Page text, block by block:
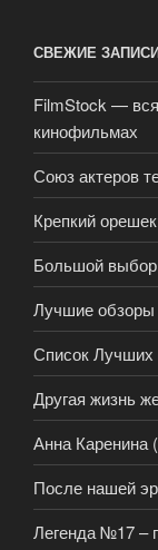
СВЕЖИЕ
FilmStock —
кинофильмах
Союз актеров
Крепкий
Большой
Лучшие
Список
Другая жизнь
Анна Каренина
После нашей
Легенда №17 –